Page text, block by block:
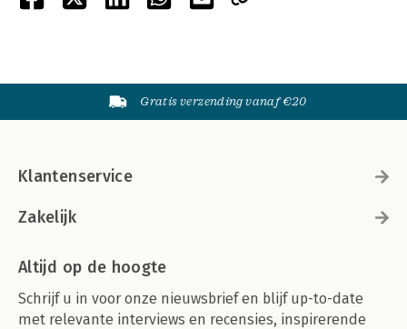
Gratis verzending vanaf €20
Klantenservice
Zakelijk
Altijd op de hoogte
Schrijf u in voor onze nieuwsbrief en blijf up-to-date
met relevante interviews en recensies, inspirerende